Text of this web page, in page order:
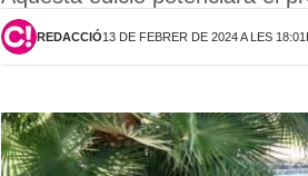
REDACCIÓ13 DE FEBRER DE 2024 A LES